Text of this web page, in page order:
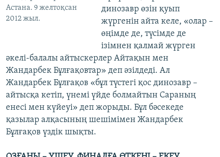
Астана. 9 желтоқсан
2012 жыл.
динозавр өзін қуып
жүргенін айта келе, «олар –
өңімде де, түсімде де
ізімнен қалмай жүрген
әкелі-балалы айтыскерлер Айтақын мен
Жандарбек Бұлғақовтар» деп әзілдеді. Ал
Жандарбек Бұлғақов «бұл түстегі қос динозавр –
айтысқа кетіп, үнемі үйде болмайтын Сараның
енесі мен күйеуі» деп жорыды. Бұл бәсекеде
қазылар алқасының шешімімен Жандарбек
Бұлғақов үздік шықты.